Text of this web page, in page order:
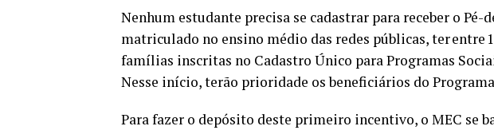
Nenhum estudante precisa se cadastrar para receber o
matriculado no ensino médio das redes públicas, ter entre
famílias inscritas no Cadastro Único para Programas
Nesse início, terão prioridade os beneficiários do
Para fazer o depósito deste primeiro incentivo, o MEC se